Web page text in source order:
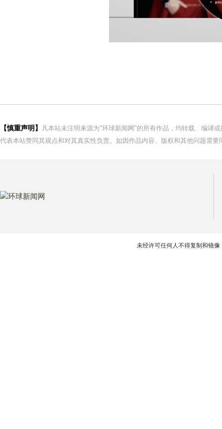
【慎重声明】
凡本站未注明来源为"环球新闻网"的所有作品，均转载、编译
代表本站赞同其观点和对其真实性负责。如因作品内容、版权和其他问题需
未经许可任何人不得复制和镜